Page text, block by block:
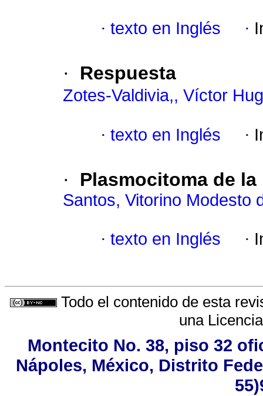
· texto en Inglés ·
· Respuesta
Zotes-Valdivia,, Víctor
· texto en Inglés ·
· Plasmocitoma de
Santos, Vitorino Modesto
· texto en Inglés ·
Todo el contenido de esta
una
Montecito No. 38, piso 32
Nápoles, México, Distrito